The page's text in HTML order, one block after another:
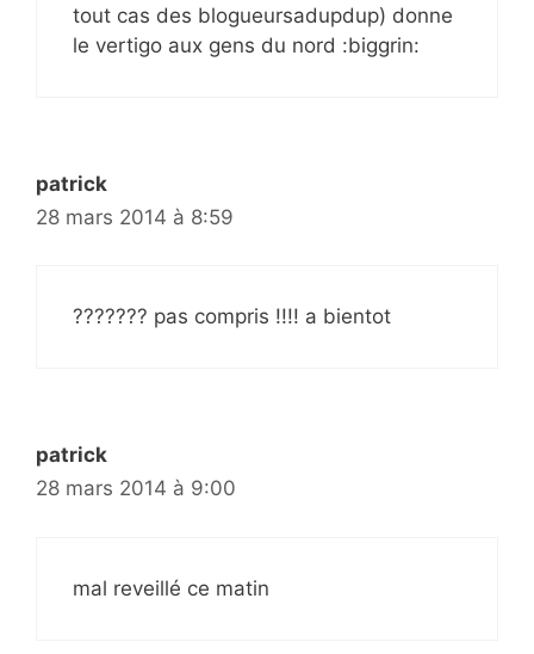
tout cas des blogueursadupdup) donne
le vertigo aux gens du nord :biggrin:
patrick
28 mars 2014 à 8:59
??????? pas compris !!!! a bientot
patrick
28 mars 2014 à 9:00
mal reveillé ce matin